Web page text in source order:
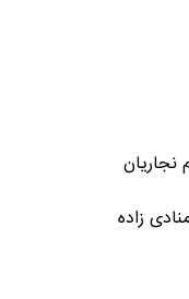
نجاریان
زاده